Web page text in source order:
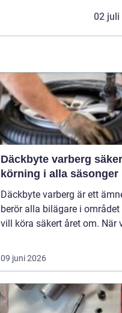
02 juli
Däckbyte varberg säker
körning i alla säsonger
Däckbyte varberg är ett
berör alla bilägare i
vill köra säkert året om. När
09 juni 2026